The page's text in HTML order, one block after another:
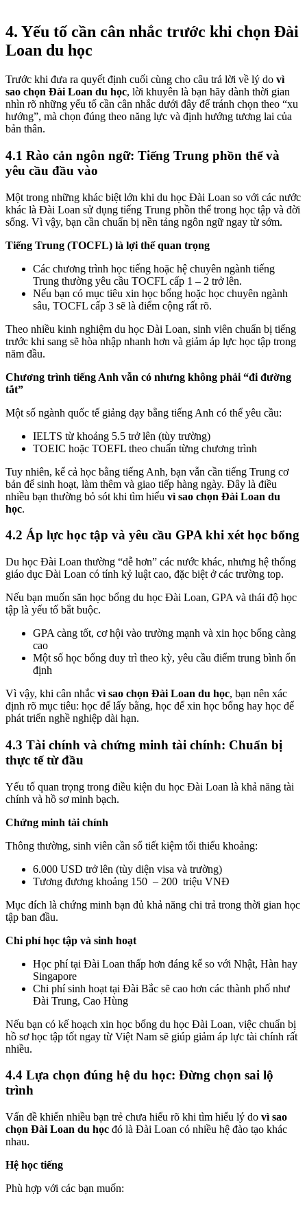
4. Yếu tố cần cân nhắc trước khi chọn Đài
Loan du học
Trước khi đưa ra quyết định cuối cùng cho câu trả lời về lý do vì
sao chọn Đài Loan du học, lời khuyên là bạn hãy dành thời gian
nhìn rõ những yếu tố cần cân nhắc dưới đây để tránh chọn theo “xu
hướng”, mà chọn đúng theo năng lực và định hướng tương lai của
bản thân.
4.1 Rào cản ngôn ngữ: Tiếng Trung phồn thể và
yêu cầu đầu vào
Một trong những khác biệt lớn khi du học Đài Loan so với các nước
khác là Đài Loan sử dụng tiếng Trung phồn thể trong học tập và đời
sống. Vì vậy, bạn cần chuẩn bị nền tảng ngôn ngữ ngay từ sớm.
Tiếng Trung (TOCFL) là lợi thế quan trọng
Các chương trình học tiếng hoặc hệ chuyên ngành tiếng
Trung thường yêu cầu TOCFL cấp 1 – 2 trở lên.
Nếu bạn có mục tiêu xin học bổng hoặc học chuyên ngành
sâu, TOCFL cấp 3 sẽ là điểm cộng rất rõ.
Theo nhiều kinh nghiệm du học Đài Loan, sinh viên chuẩn bị tiếng
trước khi sang sẽ hòa nhập nhanh hơn và giảm áp lực học tập trong
năm đầu.
Chương trình tiếng Anh vẫn có nhưng không phải “đi đường
tắt”
Một số ngành quốc tế giảng dạy bằng tiếng Anh có thể yêu cầu:
IELTS từ khoảng 5.5 trở lên (tùy trường)
TOEIC hoặc TOEFL theo chuẩn từng chương trình
Tuy nhiên, kể cả học bằng tiếng Anh, bạn vẫn cần tiếng Trung cơ
bản để sinh hoạt, làm thêm và giao tiếp hàng ngày. Đây là điều
nhiều bạn thường bỏ sót khi tìm hiểu vì sao chọn Đài Loan du
học.
4.2 Áp lực học tập và yêu cầu GPA khi xét học bổng
Du học Đài Loan thường “dễ hơn” các nước khác, nhưng hệ thống
giáo dục Đài Loan có tính kỷ luật cao, đặc biệt ở các trường top.
Nếu bạn muốn săn học bổng du học Đài Loan, GPA và thái độ học
tập là yếu tố bắt buộc.
GPA càng tốt, cơ hội vào trường mạnh và xin học bổng càng
cao
Một số học bổng duy trì theo kỳ, yêu cầu điểm trung bình ổn
định
Vì vậy, khi cân nhắc vì sao chọn Đài Loan du học, bạn nên xác
định rõ mục tiêu: học để lấy bằng, học để xin học bổng hay học để
phát triển nghề nghiệp dài hạn.
4.3 Tài chính và chứng minh tài chính: Chuẩn bị
thực tế từ đầu
Yếu tố quan trọng trong điều kiện du học Đài Loan là khả năng tài
chính và hồ sơ minh bạch.
Chứng minh tài chính
Thông thường, sinh viên cần sổ tiết kiệm tối thiểu khoảng:
6.000 USD trở lên (tùy diện visa và trường)
Tương đương khoảng 150 – 200 triệu VNĐ
Mục đích là chứng minh bạn đủ khả năng chi trả trong thời gian học
tập ban đầu.
Chi phí học tập và sinh hoạt
Học phí tại Đài Loan thấp hơn đáng kể so với Nhật, Hàn hay
Singapore
Chi phí sinh hoạt tại Đài Bắc sẽ cao hơn các thành phố như
Đài Trung, Cao Hùng
Nếu bạn có kế hoạch xin học bổng du học Đài Loan, việc chuẩn bị
hồ sơ học tập tốt ngay từ Việt Nam sẽ giúp giảm áp lực tài chính rất
nhiều.
4.4 Lựa chọn đúng hệ du học: Đừng chọn sai lộ
trình
Vấn đề khiến nhiều bạn trẻ chưa hiểu rõ khi tìm hiểu lý do vì sao
chọn Đài Loan du học đó là Đài Loan có nhiều hệ đào tạo khác
nhau.
Hệ học tiếng
Phù hợp với các bạn muốn: